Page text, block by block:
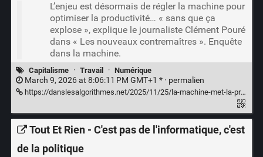
L’enjeu est désormais de régler la machine pour
optimiser la productivité… « sans que ça
explose », explique le journaliste Clément Pouré
dans « Les nouveaux contremaîtres ». Enquête
dans la machine.
Capitalisme · Travail · Numérique
March 9, 2026 at 8:06:11 PM GMT+1 * · permalien
https://danslesalgorithmes.net/2025/11/25/la-machine-met-la-pression-toute-seule-comment-le-numerique-rend-le-travail-coercitif/
Tout Et Rien - C'est pas de l'informatique, c'est
de la politique